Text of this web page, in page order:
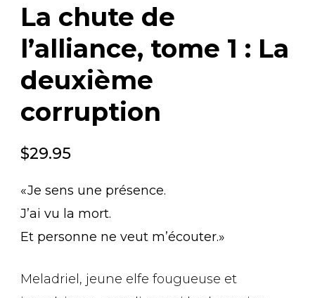
La chute de
l’alliance, tome 1 : La
deuxième
corruption
$29.95
«Je sens une présence.
J’ai vu la mort.
Et personne ne veut m’écouter.»
Meladriel, jeune elfe fougueuse et